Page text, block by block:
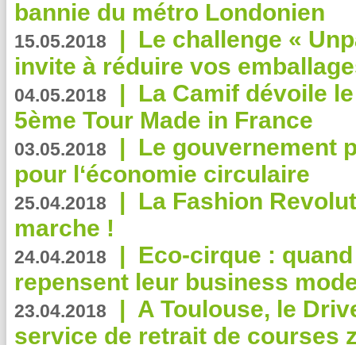
bannie du métro Londonien
15.05.2018 | Le challenge «
invite à réduire vos
04.05.2018 | La Camif dévoile
5ème Tour Made in France
03.05.2018 | Le gouvernement
pour l‘économie circulaire
25.04.2018 | La Fashion
marche !
24.04.2018 | Eco-cirque :
repensent leur business
23.04.2018 | A Toulouse, le
service de retrait de courses